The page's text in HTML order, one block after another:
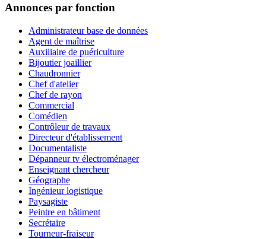
Annonces par fonction
Administrateur base de données
Agent de maîtrise
Auxiliaire de puériculture
Bijoutier joaillier
Chaudronnier
Chef d'atelier
Chef de rayon
Commercial
Comédien
Contrôleur de travaux
Directeur d'établissement
Documentaliste
Dépanneur tv électroménager
Enseignant chercheur
Géographe
Ingénieur logistique
Paysagiste
Peintre en bâtiment
Secrétaire
Tourneur-fraiseur